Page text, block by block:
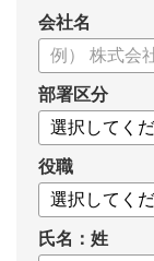
こちらの資料では
・人事評価シス
・導入検討に必要
・7つの選定ポイ
についてまとめま
会社名
部署区分
役職
氏名：姓